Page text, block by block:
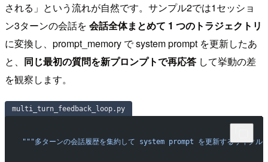
される」という流れが自然です。サンプル2では1セッショ
ン3ターンの会話を 会話全体まとめて 1 つのトラジェクトリ
に変換し、prompt_memory で system prompt を更新したあ
と、 同じ最初の質問を新プロンプトで再応答 して挙動の差
を観察します。
multi_turn_feedback_loop.py
"""多ターンの会話履歴を集約して system prompt を更新するサイクル